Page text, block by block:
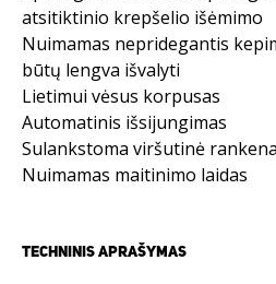
atsitiktinio krepšelio išėmimo
Nuimamas nepridegantis
būtų lengva išvalyti
Lietimui vėsus korpusas
Automatinis išsijungimas
Sulankstoma viršutinė rankena
Nuimamas maitinimo laidas
TECHNINIS APRAŠYMAS